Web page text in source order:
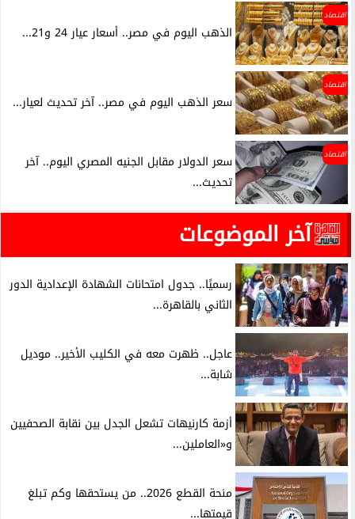
اقتصاد
الذهب اليوم في مصر.. أسعار عيار 24 و21...
اقتصاد
سعر الذهب اليوم في مصر.. آخر تحديث لعيار...
اقتصاد
سعر الدولار مقابل الجنيه المصري اليوم.. آخر
تحديث...
آخر الموضوعات
رسميًا.. جدول امتحانات الشهادة الإعدادية الدور
الثاني بالقاهرة...
عاجل.. ظهرت معه في الكليب الأخير.. موديل
شابة...
أزمة كارنيهات تشعل الجدل بين نقابة الصحفيين
و«العاملين...
منحة القطع 2026.. من يستحقها وكم تبلغ
قيمتها...